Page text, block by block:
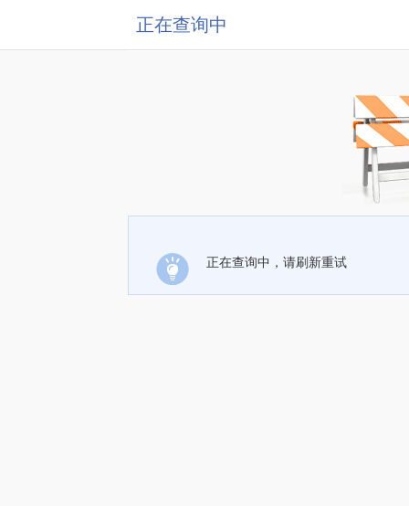
正在查询中
正在查询中，请刷新重试